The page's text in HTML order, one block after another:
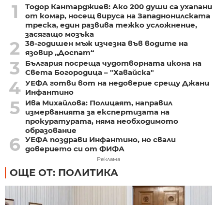
1
Тодор Кантарджиев: Ако 200 души са ухапани
от комар, носещ вируса на Западнонилската
треска, един развива тежко усложнение,
засягащо мозъка
2
38-годишен мъж изчезна във водите на
язовир „Доспат“
3
България посреща чудотворната икона на
Света Богородица – "Хавайска"
4 УЕФА готви вот на недоверие срещу Джани
Инфантино
5
Ива Михайлова: Полицаят, направил
измерванията за експертизата на
прокуратурата, няма необходимото
образование
6 УЕФА поздрави Инфантино, но свали
доверието си от ФИФА
Реклама
ОЩЕ ОТ: ПОЛИТИКА